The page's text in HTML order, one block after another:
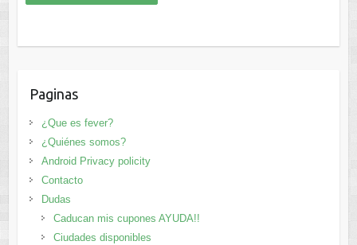
Paginas
¿Que es fever?
¿Quiénes somos?
Android Privacy policity
Contacto
Dudas
Caducan mis cupones AYUDA!!
Ciudades disponibles